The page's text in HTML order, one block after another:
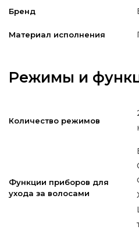
Бренд
Материал исполнения
Режимы и
Количество режимов
Функции приборов для
ухода за волосами